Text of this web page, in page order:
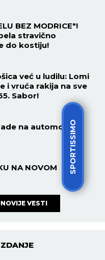
SPORTISSIMO
BEZ MODRICE"!
stravično
do kostiju!
već u ludilu: Lomi
i vruća rakija na sve
Sabor!
na automobil -
NA NOVOM
VESTI